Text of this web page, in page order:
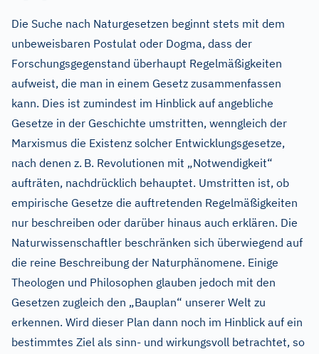
Die Suche nach Naturgesetzen beginnt stets mit dem
unbeweisbaren Postulat oder Dogma, dass der
Forschungsgegenstand überhaupt Regelmäßigkeiten
aufweist, die man in einem Gesetz zusammenfassen
kann. Dies ist zumindest im Hinblick auf angebliche
Gesetze in der Geschichte umstritten, wenngleich der
Marxismus die Existenz solcher Entwicklungsgesetze,
nach denen z. B. Revolutionen mit „Notwendigkeit“
aufträten, nachdrücklich behauptet. Umstritten ist, ob
empirische Gesetze die auftretenden Regelmäßigkeiten
nur beschreiben oder darüber hinaus auch erklären. Die
Naturwissenschaftler beschränken sich überwiegend auf
die reine Beschreibung der Naturphänomene. Einige
Theologen und Philosophen glauben jedoch mit den
Gesetzen zugleich den „Bauplan“ unserer Welt zu
erkennen. Wird dieser Plan dann noch im Hinblick auf ein
bestimmtes Ziel als sinn- und wirkungsvoll betrachtet, so